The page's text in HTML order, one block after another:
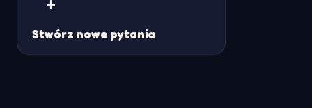
Stwórz nowe pytania